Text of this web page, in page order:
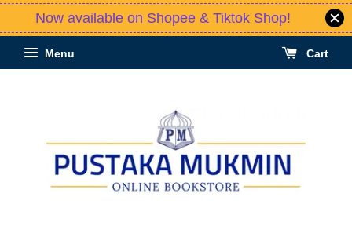
Now available on Shopee & Tiktok Shop!
Menu Cart